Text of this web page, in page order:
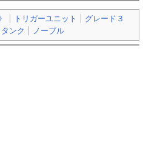
トリガーユニット
グレード３
ンク ノーブル